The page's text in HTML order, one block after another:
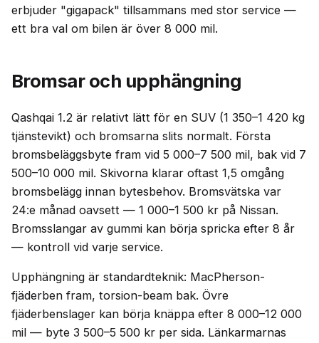
erbjuder "gigapack" tillsammans med stor service —
ett bra val om bilen är över 8 000 mil.
Bromsar och upphängning
Qashqai 1.2 är relativt lätt för en SUV (1 350–1 420 kg
tjänstevikt) och bromsarna slits normalt. Första
bromsbeläggsbyte fram vid 5 000–7 500 mil, bak vid 7
500–10 000 mil. Skivorna klarar oftast 1,5 omgång
bromsbelägg innan bytesbehov. Bromsvätska var
24:e månad oavsett — 1 000–1 500 kr på Nissan.
Bromsslangar av gummi kan börja spricka efter 8 år
— kontroll vid varje service.
Upphängning är standardteknik: MacPherson-
fjäderben fram, torsion-beam bak. Övre
fjäderbenslager kan börja knäppa efter 8 000–12 000
mil — byte 3 500–5 500 kr per sida. Länkarmarnas